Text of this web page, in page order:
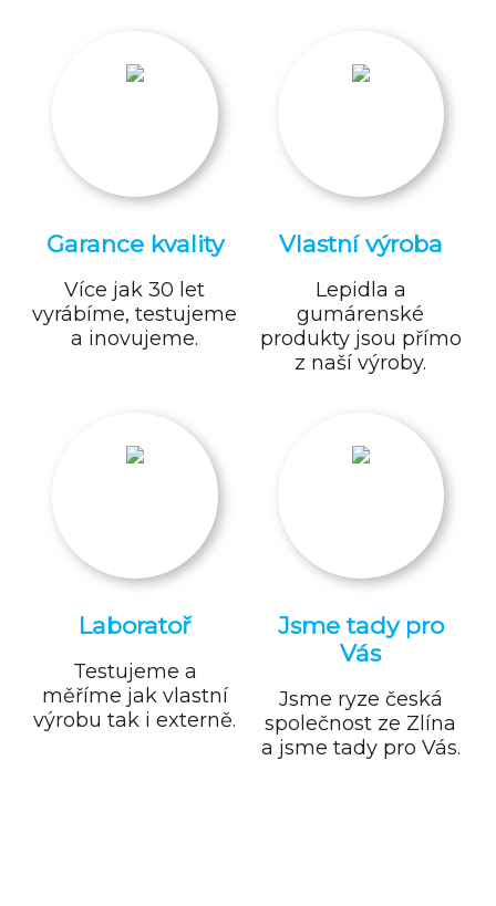
Garance kvality
Více jak 30 let
vyrábíme, testujeme
a inovujeme.
Vlastní výroba
Lepidla a
gumárenské
produkty jsou přímo
z naší výroby.
Laboratoř
Testujeme a
měříme jak vlastní
výrobu tak i externě.
Jsme tady pro
Vás
Jsme ryze česká
společnost ze Zlína
a jsme tady pro Vás.